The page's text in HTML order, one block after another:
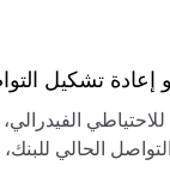
في الأسعار
إعادة تشكيل
الفيدرالي،
الحالي للبنك،
فيه. يسعى إلى